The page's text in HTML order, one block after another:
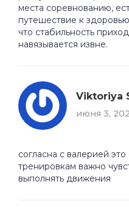
места соревнованию,
путешествие к
что стабильность
навязывается извне.
Viktoriya
июня 3,
согласна с валерией
тренировкам важно
выполнять движения